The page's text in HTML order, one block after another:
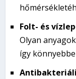
Folt- és
Olyan
így